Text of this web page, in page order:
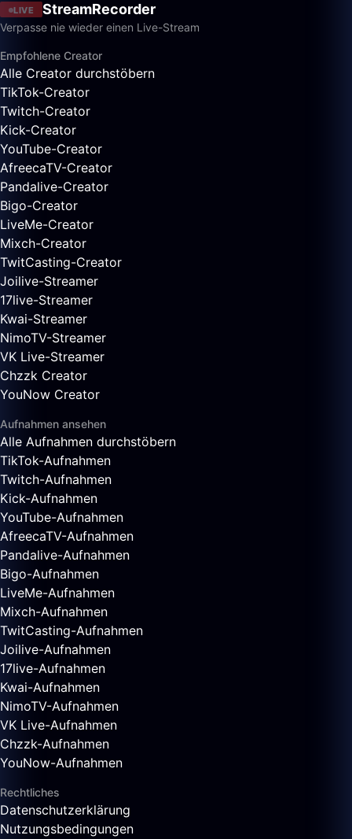
LIVE StreamRecorder
Verpasse nie wieder einen Live-Stream
Empfohlene Creator
Alle Creator durchstöbern
TikTok-Creator
Twitch-Creator
Kick-Creator
YouTube-Creator
AfreecaTV-Creator
Pandalive-Creator
Bigo-Creator
LiveMe-Creator
Mixch-Creator
TwitCasting-Creator
Joilive-Streamer
17live-Streamer
Kwai-Streamer
NimoTV-Streamer
VK Live-Streamer
Chzzk Creator
YouNow Creator
Aufnahmen ansehen
Alle Aufnahmen durchstöbern
TikTok-Aufnahmen
Twitch-Aufnahmen
Kick-Aufnahmen
YouTube-Aufnahmen
AfreecaTV-Aufnahmen
Pandalive-Aufnahmen
Bigo-Aufnahmen
LiveMe-Aufnahmen
Mixch-Aufnahmen
TwitCasting-Aufnahmen
Joilive-Aufnahmen
17live-Aufnahmen
Kwai-Aufnahmen
NimoTV-Aufnahmen
VK Live-Aufnahmen
Chzzk-Aufnahmen
YouNow-Aufnahmen
Rechtliches
Datenschutzerklärung
Nutzungsbedingungen